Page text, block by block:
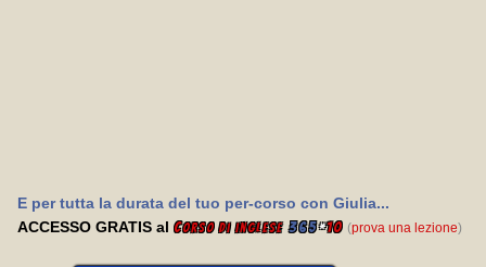
E per tutta la durata del tuo per-corso con Giulia...
ACCESSO GRATIS al Corso di inglese 365*10 (prova una lezione)